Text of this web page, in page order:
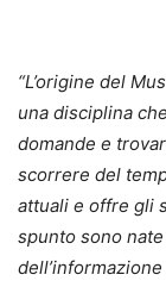
“L’origine del
una disciplina
domande e
scorrere del
attuali e offre gli
spunto sono